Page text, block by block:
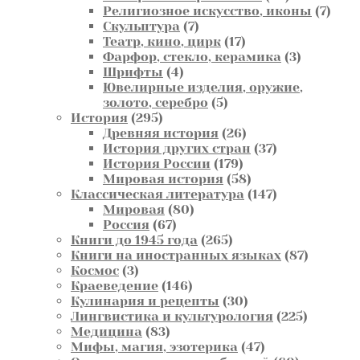
товаров
Религиозное искусство, иконы 77
Скульптура 77
товаров
Театр, кино, цирк 1717
товаров
Фарфор, стекло, керамика 33
Шрифты 44
товара
Ювелирные изделия, оружие,
золото, серебро 55
История 295295
товаров
Древняя история 2626
товаров
История других стран 3737
История России 179179
товаров
Мировая история 5858
товаров
Классическая литература 147147
Мировая 8080
Россия 6767
товаров
Книги до 1945 года 265265
товаров
Книги на иностранных языках 8787
Космос 33
товара
Краеведение 146146
товаров
Кулинария и рецепты 3030
товаров
Лингвистика и культурология 225225
Медицина 8383
товара
Мифы, магия, эзотерика 4747